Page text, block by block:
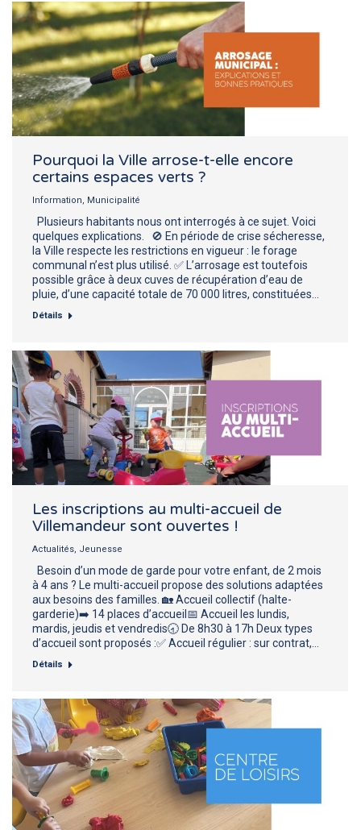
Pourquoi la Ville arrose-t-elle encore
certains espaces verts ?
Information, Municipalité
Plusieurs habitants nous ont interrogés à ce sujet. Voici
quelques explications. 🚫 En période de crise sécheresse,
la Ville respecte les restrictions en vigueur : le forage
communal n’est plus utilisé. ✅ L’arrosage est toutefois
possible grâce à deux cuves de récupération d’eau de
pluie, d’une capacité totale de 70 000 litres, constituées…
Détails
Les inscriptions au multi-accueil de
Villemandeur sont ouvertes !
Actualités, Jeunesse
Besoin d’un mode de garde pour votre enfant, de 2 mois
à 4 ans ? Le multi-accueil propose des solutions adaptées
aux besoins des familles. 🏡 Accueil collectif (halte-
garderie)➡️ 14 places d’accueil📅 Accueil les lundis,
mardis, jeudis et vendredis🕣 De 8h30 à 17h Deux types
d’accueil sont proposés :✅ Accueil régulier : sur contrat,…
Détails